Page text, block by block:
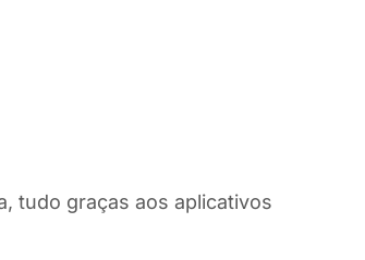
tudo graças aos aplicativos